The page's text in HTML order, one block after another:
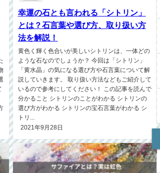
幸運の石とも言われる「シトリン」
とは？石言葉や選び方、取り扱い方
法を解説！
黄色く輝く色合いが美しいシトリンは、一体どの
ような石なのでしょうか？ 今回は「シトリン」
「黄水晶」の気になる選び方や石言葉について解
説していきます。 取り扱い方法などもご紹介して
いるので参考にしてください！ この記事を読んで
分かること シトリンのことがわかる シトリンの
選び方がわかる シトリンの宝石言葉がわかる シ
トリ...
2021年9月28日